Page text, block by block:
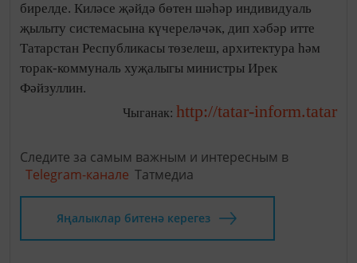
бирелде. Киләсе җәйдә бөтен шәһәр индивидуаль
җылыту системасына күчереләчәк, дип хәбәр итте
Татарстан Республикасы төзелеш, архитектура һәм
торак-коммуналь хуҗалыгы министры Ирек
Фәйзуллин.
Чыганак: http://tatar-inform.tatar
Следите за самым важным и интересным в
Telegram-канале Татмедиа
Яңалыклар битенә керегез